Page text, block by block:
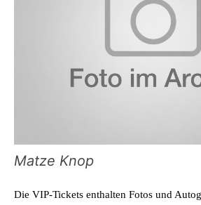
Matze Knop
Die VIP-Tickets enthalten Fotos und